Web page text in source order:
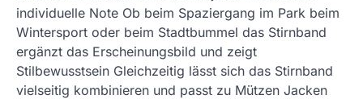
individuelle Note Ob beim Spaziergang im Park beim
Wintersport oder beim Stadtbummel das Stirnband
ergänzt das Erscheinungsbild und zeigt
Stilbewusstsein Gleichzeitig lässt sich das Stirnband
vielseitig kombinieren und passt zu Mützen Jacken